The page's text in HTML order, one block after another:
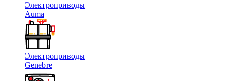
Электроприводы
Auma
Электроприводы
Genebre